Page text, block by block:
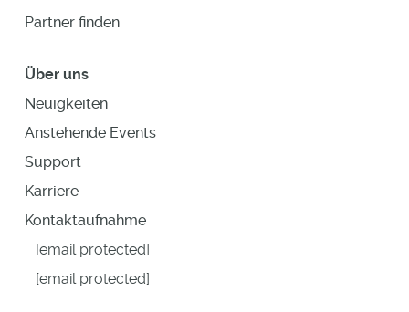
Partner finden
Über uns
Neuigkeiten
Anstehende Events
Support
Karriere
Kontaktaufnahme
[email protected]
[email protected]